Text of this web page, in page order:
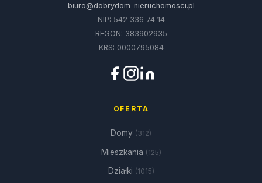
biuro@dobrydom-nieruchomosci.pl
NIP: 542 336 74 14
REGON: 383902935
KRS: 0000795084
OFERTA
Domy (312)
Mieszkania (125)
Działki (1015)